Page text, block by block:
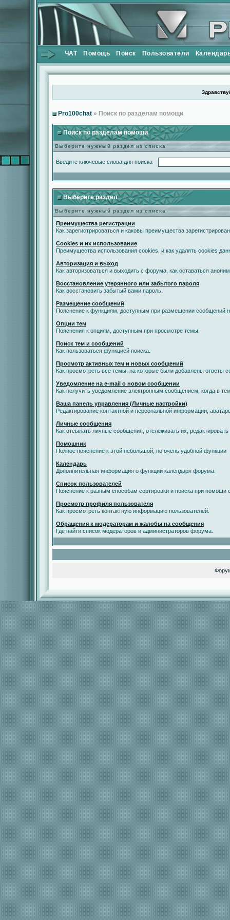
ЧАТ Помощь Поиск Пользователи
Pro100chat » Поиск по разделам помощи
Поиск по разделам помощи
Выберите нужный раздел из списка
Введите ключевые слова для поиска
Выберите раздел
Выберите нужный раздел из списка
Преимущества регистрации
Как зарегистрироваться и каковы преимущества
Cookies и их использование
Преимущества использования cookies, и как удалять cookies
Авторизация и выход
Как авторизоваться и выходить с форума, как оставаться
Восстановление утерянного или забытого пароля
Как восстановить забытый вами пароль.
Размещение сообщений
Пояснение к функциям, доступным при размещении сообщений
Опции тем
Пояснения к опциям, доступным при просмотре темы.
Поиск тем и сообщений
Как пользоваться функцией поиска.
Просмотр активных тем и новых сообщений
Как просмотреть все темы, на которые были добавлены ответы
Уведомление на е-mail о новом сообщении
Как получить уведомление электронным сообщением, когда в
Ваша панель управления (Личные настройки)
Редактирование контактной и персональной информации,
Личные сообщения
Как отсылать личные сообщения, отслеживать их,
Помошник
Полное пояснение к этой небольшой, но очень удобной функции
Календарь
Дополнительная информация о функции календаря форума.
Список пользователей
Пояснение к разным способам сортировки и поиска при помощи
Просмотр профиля пользователя
Как просмотреть контактную информацию пользователей.
Обращения к модераторам и жалобы на сообщения
Где найти список модераторов и администраторов форума.